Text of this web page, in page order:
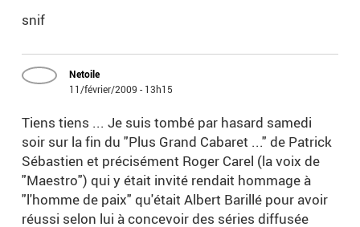
snif
Netoile
11/février/2009 - 13h15
Tiens tiens ... Je suis tombé par hasard samedi
soir sur la fin du "Plus Grand Cabaret ..." de Patrick
Sébastien et précisément Roger Carel (la voix de
"Maestro") qui y était invité rendait hommage à
"l'homme de paix" qu'était Albert Barillé pour avoir
réussi selon lui à concevoir des séries diffusée